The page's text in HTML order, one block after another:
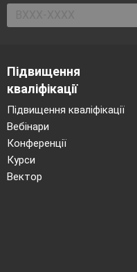
Підвищення
кваліфікації
Підвищення кваліфікації
Вебінари
Конференції
Курси
Вектор